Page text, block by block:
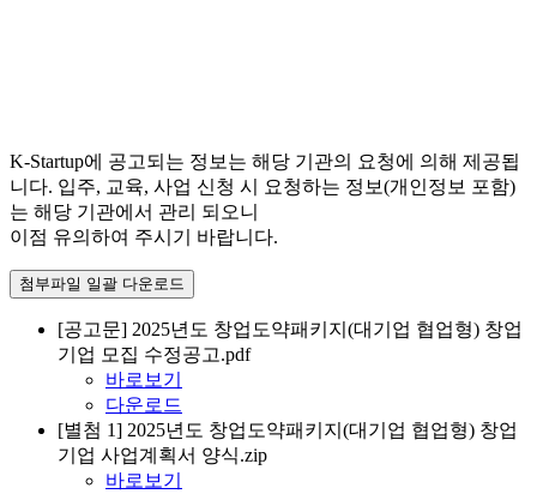
K-Startup에 공고되는 정보는 해당 기관의 요청에 의해 제공됩
니다. 입주, 교육, 사업 신청 시 요청하는 정보(개인정보 포함)
는 해당 기관에서 관리 되오니
이점 유의하여 주시기 바랍니다.
첨부파일 일괄 다운로드
[공고문] 2025년도 창업도약패키지(대기업 협업형) 창업
기업 모집 수정공고.pdf
바로보기
다운로드
[별첨 1] 2025년도 창업도약패키지(대기업 협업형) 창업
기업 사업계획서 양식.zip
바로보기